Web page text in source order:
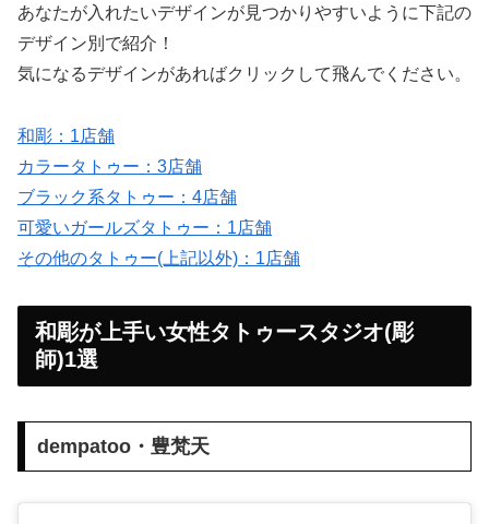
あなたが入れたいデザインが見つかりやすいように下記の
デザイン別で紹介！
気になるデザインがあればクリックして飛んでください。
和彫：1店舗
カラータトゥー：3店舗
ブラック系タトゥー：4店舗
可愛いガールズタトゥー：1店舗
その他のタトゥー(上記以外)：1店舗
和彫が上手い女性タトゥースタジオ(彫
師)1選
dempatoo・豊梵天